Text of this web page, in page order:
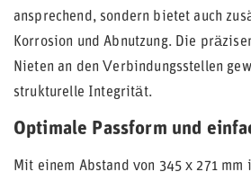
ansprechend, sondern bietet auch
Korrosion und Abnutzung. Die
Nieten an den Verbindungsstellen
strukturelle Integrität.
Optimale Passform und
Mit einem Abstand von 345 x 271 mm